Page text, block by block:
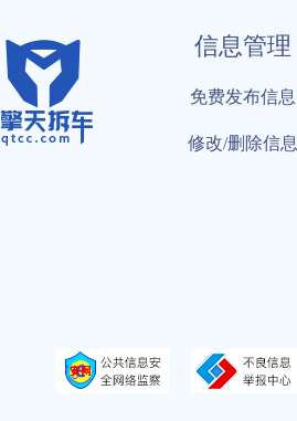
信息管理
免费发布信息
修改/删除信息